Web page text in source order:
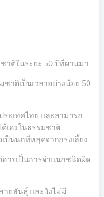
าติในระยะ 50 ปีที่ผ่านมา
าติเป็นเวลาอย่างน้อย 50
ะเทศไทย และสามารถ
เองในธรรมชาติ
ป็นนกที่หลุดจากกรงเลี้ยง
าจเป็นการจำแนกชนิดผิด
ายพันธุ์ และยังไม่มี